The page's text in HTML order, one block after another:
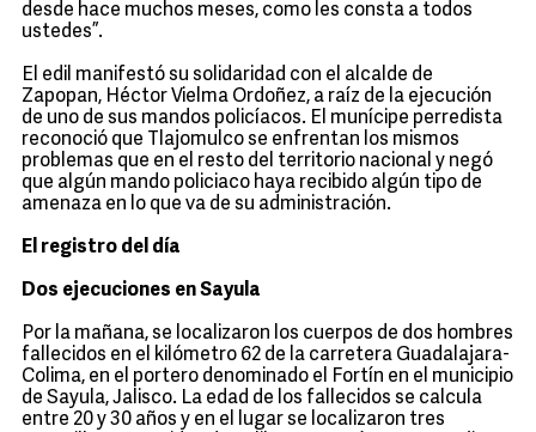
desde hace muchos meses, como les consta a todos
ustedes”.
El edil manifestó su solidaridad con el alcalde de
Zapopan, Héctor Vielma Ordoñez, a raíz de la ejecución
de uno de sus mandos policíacos. El munícipe perredista
reconoció que Tlajomulco se enfrentan los mismos
problemas que en el resto del territorio nacional y negó
que algún mando policiaco haya recibido algún tipo de
amenaza en lo que va de su administración.
El registro del día
Dos ejecuciones en Sayula
Por la mañana, se localizaron los cuerpos de dos hombres
fallecidos en el kilómetro 62 de la carretera Guadalajara-
Colima, en el portero denominado el Fortín en el municipio
de Sayula, Jalisco. La edad de los fallecidos se calcula
entre 20 y 30 años y en el lugar se localizaron tres